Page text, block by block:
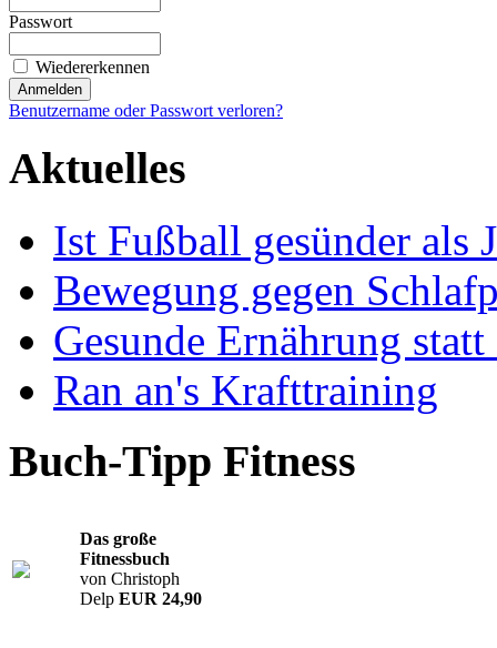
Passwort
Wiedererkennen
Benutzername oder Passwort verloren?
Aktuelles
Ist Fußball gesünder als
Bewegung gegen
Gesunde Ernährung
Ran an's Krafttraining
Buch-Tipp Fitness
Das große
Fitnessbuch
von Christoph
Delp EUR 24,90